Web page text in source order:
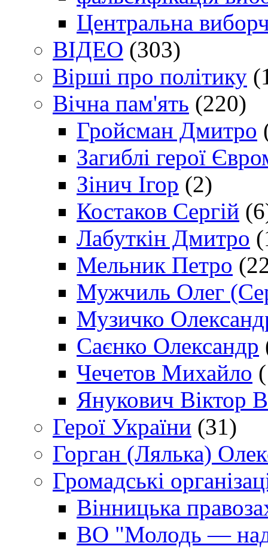
Центральна
ВІДЕО (303)
Вірші про політику
Вічна пам'ять (220)
Гройсман Дмитро
Загиблі герої
Зінич Ігор (2)
Костаков Сергій
Лабуткін Дмитро
Мельник Петро
Мужчиль Олег
Музичко
Саєнко Олександр
Чечетов Михайло
Янукович Віктор
Герої України (31)
Горган (Лялька)
Громадські
Вінницька
ВО "Молодь —